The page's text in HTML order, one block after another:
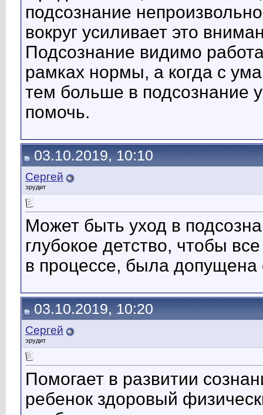
подсознание
вокруг усиливает это
Подсознание видимо
рамках нормы, а когда с
тем больше в подсознание
помочь.
03.10.2019, 10:10
Сергей
эрудит
Может быть уход в
глубокое детство, чтобы
в процессе, была
03.10.2019, 10:20
Сергей
эрудит
Помогает в развитии
ребенок здоровый